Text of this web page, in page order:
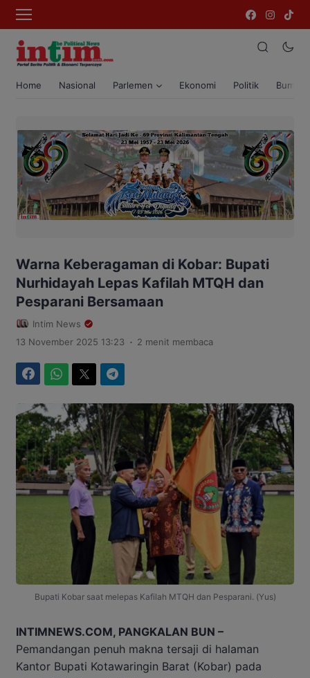
Home Nasional Parlemen Ekonomi Politik Bumi
Warna Keberagaman di Kobar: Bupati
Nurhidayah Lepas Kafilah MTQH dan
Pesparani Bersamaan
Intim News
13 November 2025 13:23 . 2 menit membaca
Bupati Kobar saat melepas Kafilah MTQH dan Pesparani. (Yus)
INTIMNEWS.COM, PANGKALAN BUN –
Pemandangan penuh makna tersaji di halaman
Kantor Bupati Kotawaringin Barat (Kobar) pada